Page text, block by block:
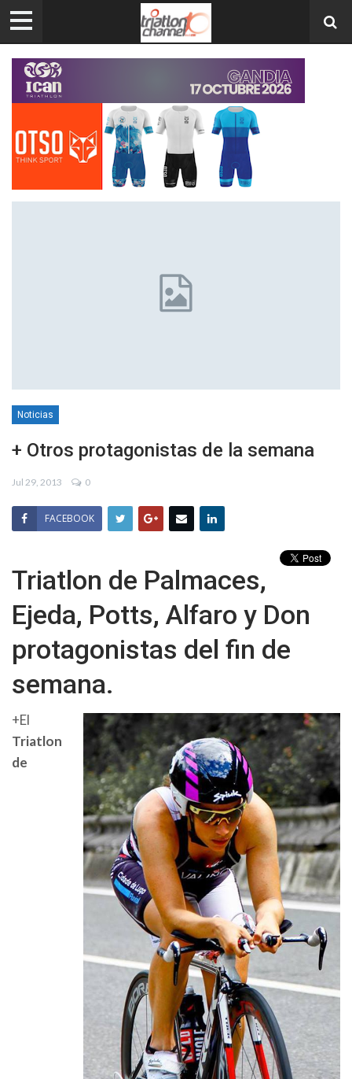
Noticias
+ Otros protagonistas de la semana
Jul 29, 2013 0
FACEBOOK
Triatlon de Palmaces,
Ejeda, Potts, Alfaro y Don
protagonistas del fin de
semana.
+El
Triatlon
de